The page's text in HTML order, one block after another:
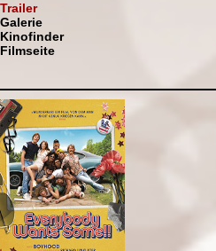
Trailer
Galerie
Kinofinder
Filmseite